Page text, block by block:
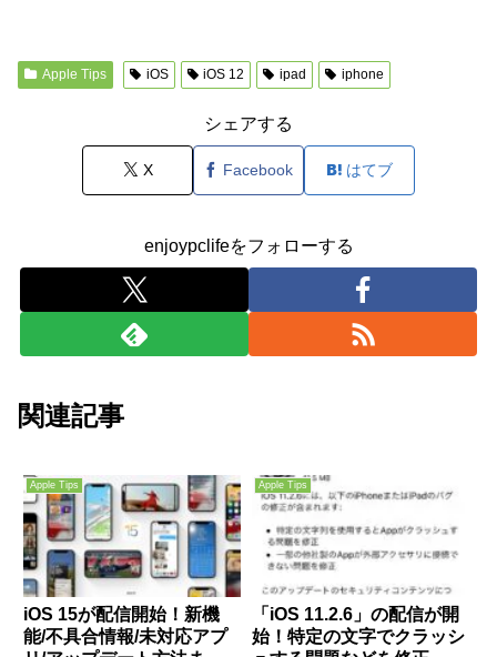
Apple Tips iOS iOS 12 ipad iphone
シェアする
X Facebook はてブ
enjoypclifeをフォローする
関連記事
Apple Tips
iOS 15が配信開始！新機
能/不具合情報/未対応アプ
Apple Tips
「iOS 11.2.6」の配信が開
始！特定の文字でクラッシ